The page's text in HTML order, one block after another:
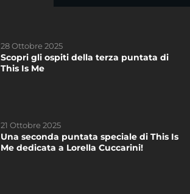
28 Ottobre 2025
Scopri gli ospiti della terza puntata di
This Is Me
21 Ottobre 2025
Una seconda puntata speciale di This Is
Me dedicata a Lorella Cuccarini!
26 Novembre 2024
Scopri gli ospiti della seconda puntata
di #ThisIsMe
03 Dicembre 2024
Scopri gli ospiti dell’ultima puntata di
#ThisIsMe